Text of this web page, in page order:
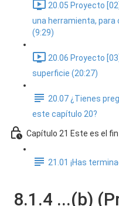
20.05 Proyecto
una herramienta,
(9:29)
20.06 Proyecto
superficie (20:27)
20.07 ¿Tienes
este capítulo 20?
Capítulo 21 Este es el
21.01 ¡Has
8.1.4 ...(b)